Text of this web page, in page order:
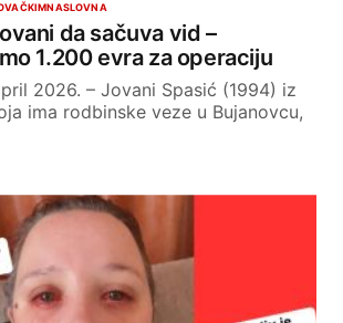
NASLOVNA
da sačuva vid –
1.200 evra za operaciju
2026. – Jovani Spasić (1994) iz
ima rodbinske veze u Bujanovcu,